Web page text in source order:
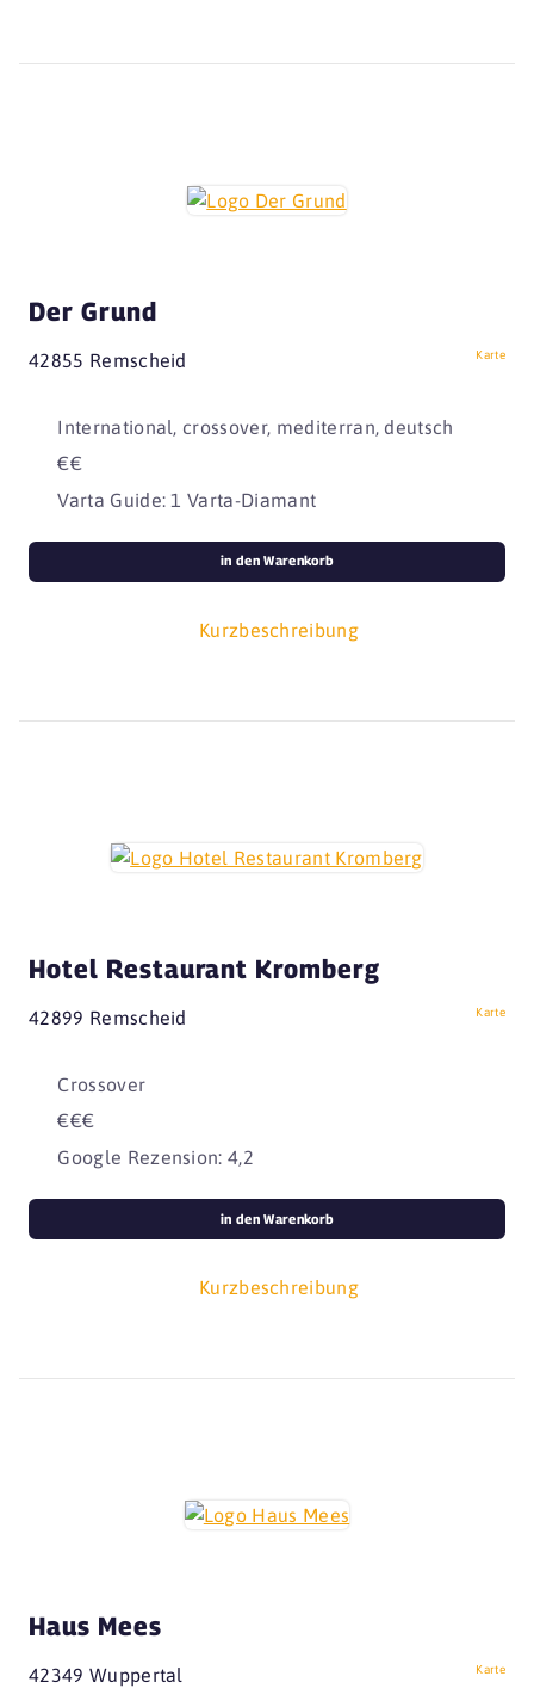
Der Grund
42855 Remscheid Karte
International, crossover, mediterran, deutsch
€€
Varta Guide: 1 Varta-Diamant
Kurzbeschreibung
in den Warenkorb
Hotel Restaurant Kromberg
42899 Remscheid Karte
Crossover
€€€
Google Rezension: 4,2
Kurzbeschreibung
in den Warenkorb
Haus Mees
42349 Wuppertal Karte